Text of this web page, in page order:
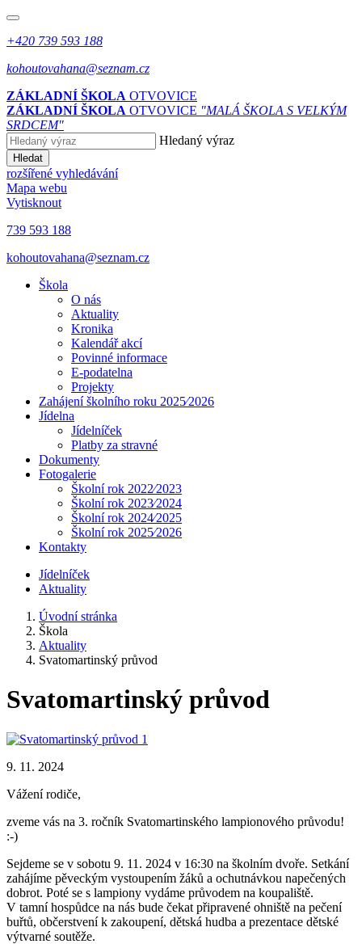
+420 739 593 188
kohoutovahana@seznam.cz
ZÁKLADNÍ ŠKOLA OTVOVICE
ZÁKLADNÍ ŠKOLA OTVOVICE "MALÁ ŠKOLA S VELKÝM
SRDCEM"
Hledaný výraz
Hledat
rozšířené vyhledávání
Mapa webu
Vytisknout
739 593 188
kohoutovahana@seznam.cz
Škola
O nás
Aktuality
Kronika
Kalendář akcí
Povinné informace
E-podatelna
Projekty
Zahájení školního roku 2025⁄2026
Jídelna
Jídelníček
Platby za stravné
Dokumenty
Fotogalerie
Školní rok 2022⁄2023
Školní rok 2023⁄2024
Školní rok 2024⁄2025
Školní rok 2025⁄2026
Kontakty
Jídelníček
Aktuality
Úvodní stránka
Škola
Aktuality
Svatomartinský průvod
Svatomartinský průvod
9. 11. 2024
Vážení rodiče,
zveme vás na 3. ročník Svatomartinského lampionového průvodu!
:-)
Sejdeme se v sobotu 9. 11. 2024 v 16:30 na školním dvoře. Setkání
zahájíme pěveckým vystoupením žáků a ochutnávkou napečených
dobrot. Poté se s lampiony vydáme průvodem na koupaliště.
V tamní hospůdce na nás bude čekat připravené ohniště na pečení
buřtů, občerstvení k zakoupení, dětská hudba a prezentace dětské
výtvarné soutěže.